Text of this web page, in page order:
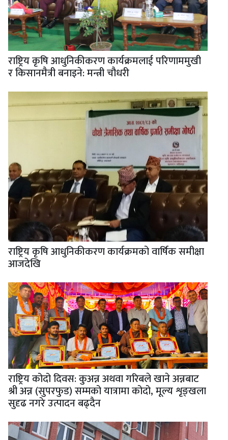
राष्ट्रिय कृषि आधुनिकीकरण कार्यक्रमलाई परिणाममुखी
र किसानमैत्री बनाइने: मन्त्री चौधरी
राष्ट्रिय कृषि आधुनिकीकरण कार्यक्रमको वार्षिक समीक्षा
आजदेखि
राष्ट्रिय कोदो दिवस: कुअन्न अथवा गरिबले खाने अन्नबाट
श्री अन्न (सुपरफुड) सम्मको यात्रामा कोदो, मूल्य शृङ्खला
सुदृढ नगरे उत्पादन बढ्दैन